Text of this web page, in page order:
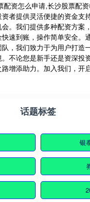
配资怎么申请,长沙股票配
者提供灵活便捷的资金支
。我们提供多种配资方案
速到账，操作简单安全。
，我们致力于为用户打造
不论您是新手还是资深投
增添助力。加入我们，开
话题标签
银